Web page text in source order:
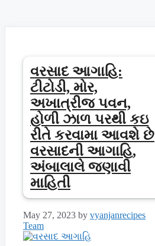
વરસાદ આગાહિ:
ટીટોડી, મોર,
અખાત્રીજ પવન,
હોળી ઝાળ પરથી કઇ
રીતે કરવામા આવશે છે
વરસાદની આગાહિ,
અંબાલાલે જણાવી
માહિતી
May 27, 2023 by vyanjanrecipes
Team